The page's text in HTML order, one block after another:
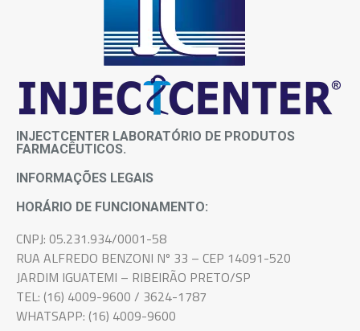
INJECTCENTER LABORATÓRIO DE PRODUTOS
FARMACÊUTICOS.
INFORMAÇÕES LEGAIS
HORÁRIO DE FUNCIONAMENTO:
CNPJ: 05.231.934/0001-58
RUA ALFREDO BENZONI Nº 33 – CEP 14091-520
JARDIM IGUATEMI – RIBEIRÃO PRETO/SP
TEL: (16) 4009-9600 / 3624-1787
WHATSAPP: (16) 4009-9600